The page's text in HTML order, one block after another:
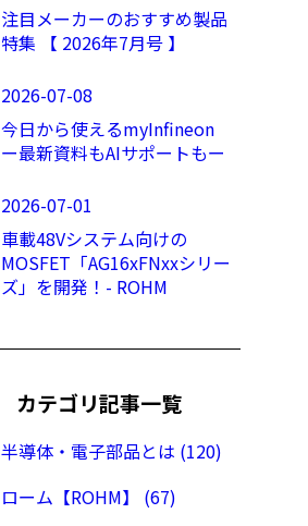
注目メーカーのおすすめ製品
特集 【 2026年7月号 】
2026-07-08
今日から使えるmyInfineon
ー最新資料もAIサポートもー
2026-07-01
車載48Vシステム向けの
MOSFET「AG16xFNxxシリー
ズ」を開発！- ROHM
カテゴリ記事一覧
半導体・電子部品とは (120)
ローム【ROHM】 (67)